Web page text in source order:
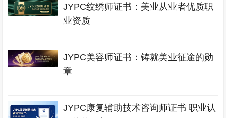
JYPC纹绣师证书：美业从业者优质职
业资质
JYPC美容师证书：铸就美业征途的勋
章
JYPC康复辅助技术咨询师证书 职业认